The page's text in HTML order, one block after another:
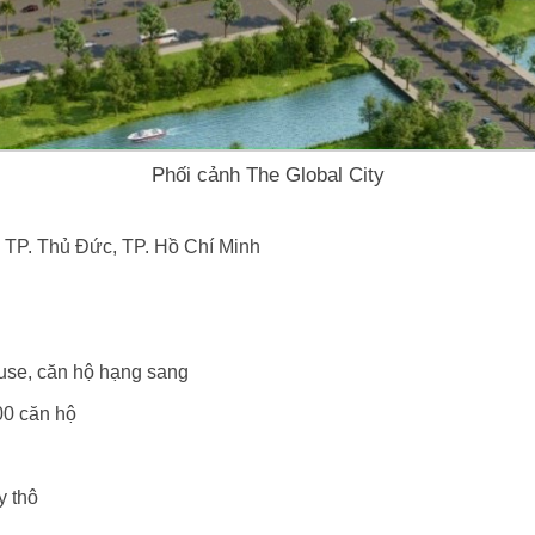
Phối cảnh The Global City
Thủ Đức, TP. Hồ Chí Minh
căn hộ hạng sang
căn hộ
thô